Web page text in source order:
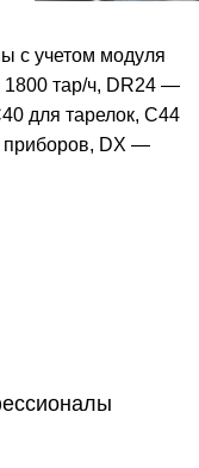
с учетом модуля
1800 тар/ч, DR24 —
для тарелок, C44
приборов, DX —